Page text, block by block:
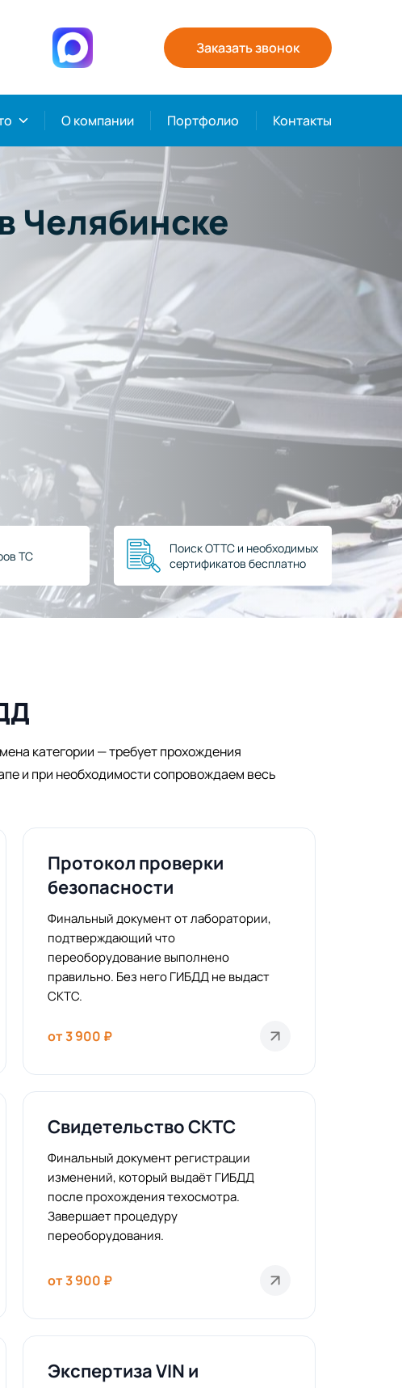
Заказать звонок
О компании Портфолио Контакты
Челябинске
ТС
Поиск ОТТС и необходимых
сертификатов бесплатно
категории — требует прохождения
и при необходимости сопровождаем весь
Протокол проверки
безопасности
Финальный документ от лаборатории,
подтверждающий что
переоборудование выполнено
правильно. Без него ГИБДД не выдаст
СКТС.
от 3 900 ₽
Свидетельство СКТС
Финальный документ регистрации
изменений, который выдаёт ГИБДД
после прохождения техосмотра.
Завершает процедуру
переоборудования.
от 3 900 ₽
Экспертиза VIN и